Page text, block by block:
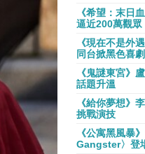
《希望：末日
逼近200萬觀眾
《現在不是外
同台掀黑色喜
《鬼謎東宮》
話題升溫
《給你夢想》
挑戰演技
《公寓黑風暴
Gangster〉登